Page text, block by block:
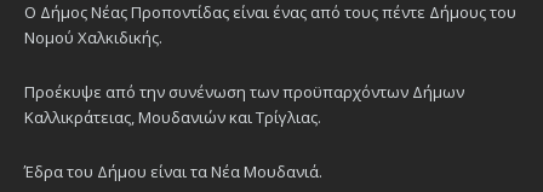
Ο Δήμος Νέας Προποντίδας είναι ένας από τους πέντε Δήμους του
Νομού Χαλκιδικής.
Προέκυψε από την συνένωση των προϋπαρχόντων Δήμων
Καλλικράτειας, Μουδανιών και Τρίγλιας.
Έδρα του Δήμου είναι τα Νέα Μουδανιά.